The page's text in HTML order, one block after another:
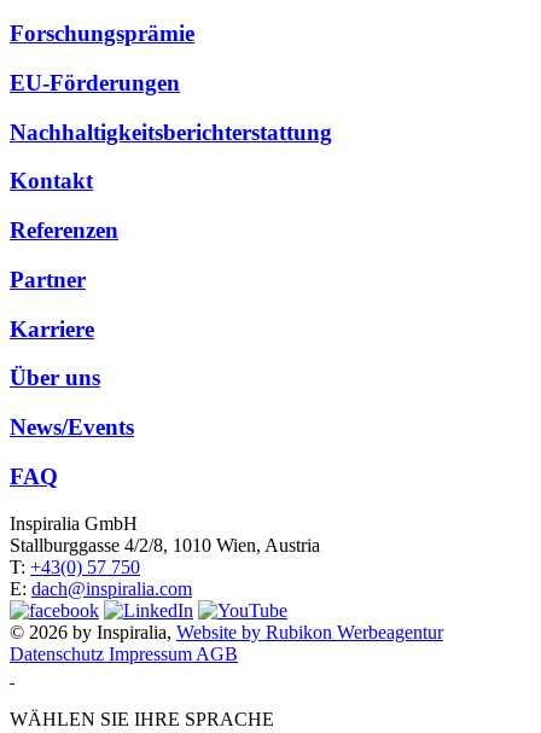
Forschungsprämie
EU-Förderungen
Nachhaltigkeitsberichterstattung
Kontakt
Referenzen
Partner
Karriere
Über uns
News/Events
FAQ
Inspiralia GmbH
Stallburggasse 4/2/8, 1010 Wien, Austria
T: +43(0) 57 750
E: dach@inspiralia.com
© 2026 by Inspiralia, Website by Rubikon Werbeagentur
Datenschutz Impressum AGB
WÄHLEN SIE IHRE SPRACHE